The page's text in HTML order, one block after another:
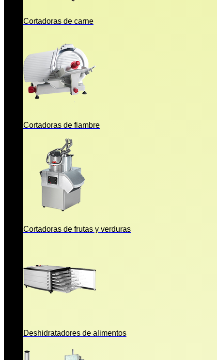
Cortadoras de carne
Cortadoras de fiambre
Cortadoras de frutas y verduras
Deshidratadores de alimentos